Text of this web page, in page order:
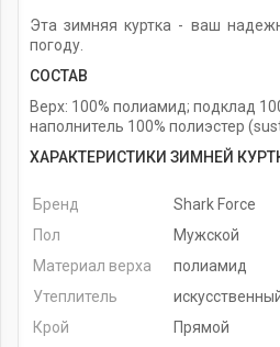
Эта зимняя куртка - ваш
погоду.
СОСТАВ
Верх: 100% полиамид; подклад
наполнитель 100% полиэстер
ХАРАКТЕРИСТИКИ ЗИМНЕЙ
Бренд
Shark Force
Пол
Мужской
Материал верха
полиамид
Утеплитель
Крой
Прямой